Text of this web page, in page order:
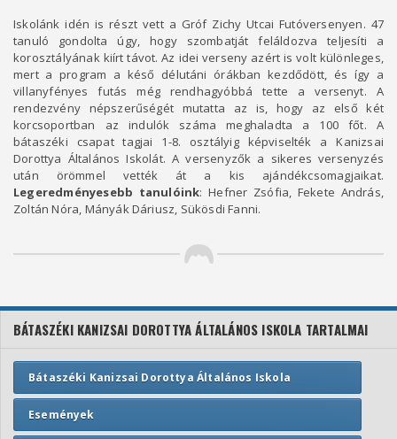
Iskolánk idén is részt vett a Gróf Zichy Utcai Futóversenyen. 47
tanuló gondolta úgy, hogy szombatját feláldozva teljesíti a
korosztályának kiírt távot. Az idei verseny azért is volt különleges,
mert a program a késő délutáni órákban kezdődött, és így a
villanyfényes futás még rendhagyóbbá tette a versenyt. A
rendezvény népszerűségét mutatta az is, hogy az első két
korcsoportban az indulók száma meghaladta a 100 főt. A
bátaszéki csapat tagjai 1-8. osztályig képviselték a Kanizsai
Dorottya Általános Iskolát. A versenyzők a sikeres versenyzés
után örömmel vették át a kis ajándékcsomagjaikat.
Legeredményesebb tanulóink: Hefner Zsófia, Fekete András,
Zoltán Nóra, Mányák Dáriusz, Sükösdi Fanni.
BÁTASZÉKI KANIZSAI DOROTTYA ÁLTALÁNOS ISKOLA TARTALMAI
Bátaszéki Kanizsai Dorottya Általános Iskola
Események